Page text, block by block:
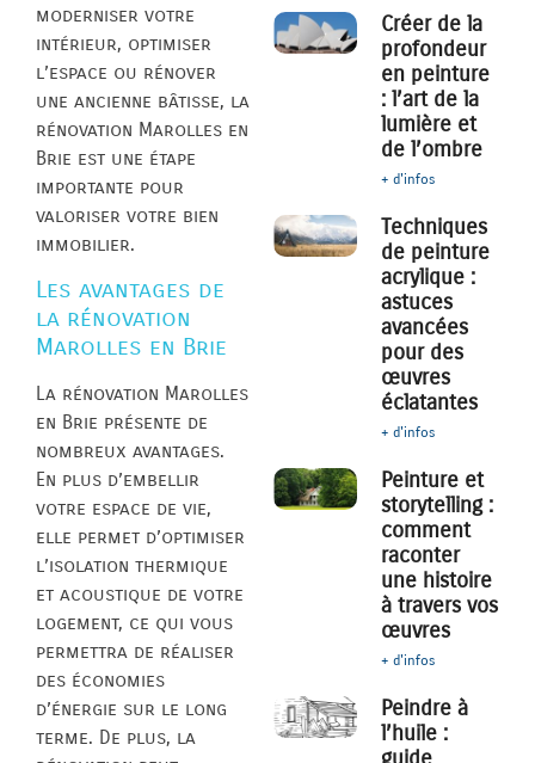
moderniser votre
intérieur, optimiser
l’espace ou rénover
une ancienne bâtisse, la
rénovation Marolles en
Brie est une étape
importante pour
valoriser votre bien
immobilier.
Les avantages de
la rénovation
Marolles en Brie
La rénovation Marolles
en Brie présente de
nombreux avantages.
En plus d’embellir
votre espace de vie,
elle permet d’optimiser
l’isolation thermique
et acoustique de votre
logement, ce qui vous
permettra de réaliser
des économies
d’énergie sur le long
terme. De plus, la
Créer de la
profondeur
en peinture
: l’art de la
lumière et
de l’ombre
+ d'infos
Techniques
de peinture
acrylique :
astuces
avancées
pour des
œuvres
éclatantes
+ d'infos
Peinture et
storytelling :
comment
raconter
une histoire
à travers vos
œuvres
+ d'infos
Peindre à
l’huile :